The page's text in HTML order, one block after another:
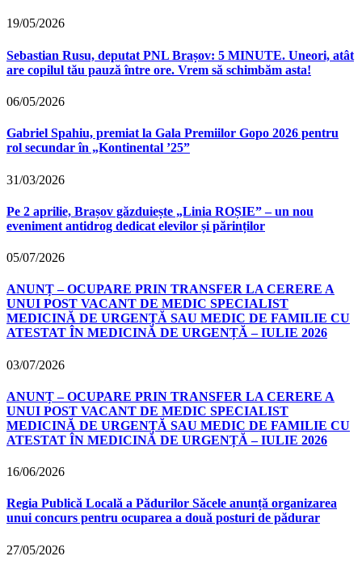
19/05/2026
Sebastian Rusu, deputat PNL Brașov: 5 MINUTE. Uneori, atât
are copilul tău pauză între ore. Vrem să schimbăm asta!
06/05/2026
Gabriel Spahiu, premiat la Gala Premiilor Gopo 2026 pentru
rol secundar în „Kontinental ’25”
31/03/2026
Pe 2 aprilie, Brașov găzduiește „Linia ROȘIE” – un nou
eveniment antidrog dedicat elevilor și părinților
05/07/2026
ANUNȚ – OCUPARE PRIN TRANSFER LA CERERE A
UNUI POST VACANT DE MEDIC SPECIALIST
MEDICINĂ DE URGENȚĂ SAU MEDIC DE FAMILIE CU
ATESTAT ÎN MEDICINĂ DE URGENȚĂ – IULIE 2026
03/07/2026
ANUNȚ – OCUPARE PRIN TRANSFER LA CERERE A
UNUI POST VACANT DE MEDIC SPECIALIST
MEDICINĂ DE URGENȚĂ SAU MEDIC DE FAMILIE CU
ATESTAT ÎN MEDICINĂ DE URGENȚĂ – IULIE 2026
16/06/2026
Regia Publică Locală a Pădurilor Săcele anunță organizarea
unui concurs pentru ocuparea a două posturi de pădurar
27/05/2026